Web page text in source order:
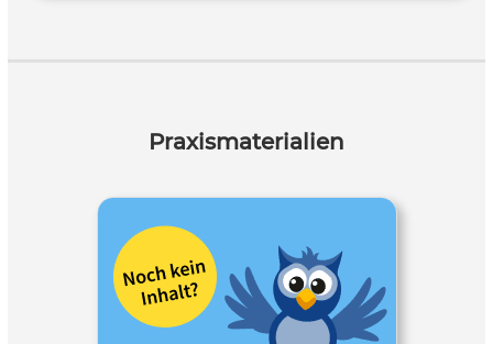
Praxismaterialien